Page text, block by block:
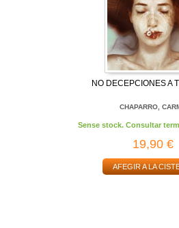
NO DECEPCIONES A
CHAPARRO,
Sense stock. Consultar
19,90 €
AFEGIR A LA